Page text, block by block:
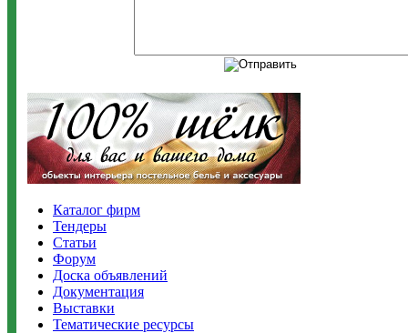
Каталог фирм
Тендеры
Статьи
Форум
Доска объявлений
Документация
Выставки
Тематические ресурсы